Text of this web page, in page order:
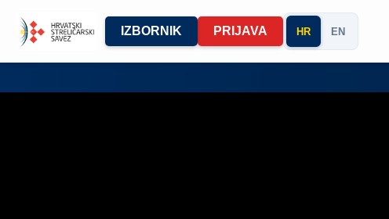
IZBORNIK PRIJAVA HR EN